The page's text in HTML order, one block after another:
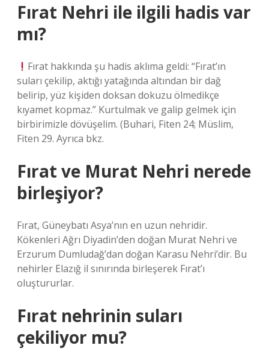
Fırat Nehri ile ilgili hadis var
mı?
Fırat hakkında şu hadis aklıma geldi: “Fırat’ın
suları çekilip, aktığı yatağında altından bir dağ
belirip, yüz kişiden doksan dokuzu ölmedikçe
kıyamet kopmaz.” Kurtulmak ve galip gelmek için
birbirimizle dövüşelim. (Buhari, Fiten 24; Müslim,
Fiten 29. Ayrıca bkz.
Fırat ve Murat Nehri nerede
birleşiyor?
Fırat, Güneybatı Asya’nın en uzun nehridir.
Kökenleri Ağrı Diyadin’den doğan Murat Nehri ve
Erzurum Dumludağ’dan doğan Karasu Nehri’dir. Bu
nehirler Elazığ il sınırında birleşerek Fırat’ı
oluştururlar.
Fırat nehrinin suları
çekiliyor mu?